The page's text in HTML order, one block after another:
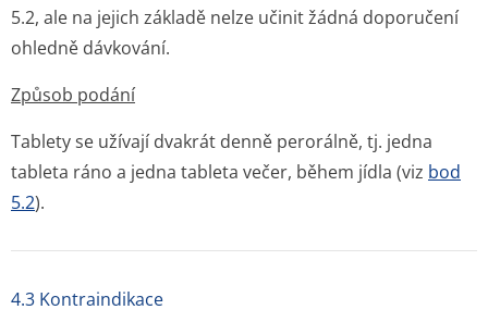
5.2, ale na jejich základě nelze učinit žádná doporučení
ohledně dávkování.
Způsob podání
Tablety se užívají dvakrát denně perorálně, tj. jedna
tableta ráno a jedna tableta večer, během jídla (viz bod
5.2).
4.3 Kontraindikace